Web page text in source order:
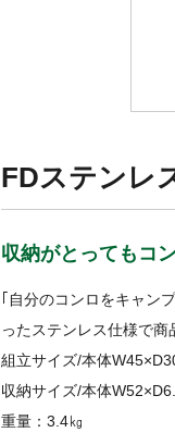
FDステンレ
収納がとってもコ
｢自分のコンロをキャン
ったステンレス仕様で
組立サイズ/本体
収納サイズ/本体
重量：3.4㎏